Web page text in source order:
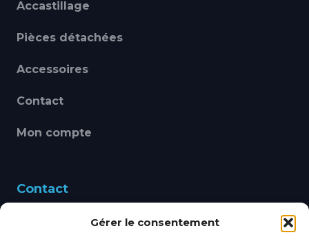
Gérer le consentement
Accastillage
Pièces détachées
Accessoires
Contact
Mon compte
Contact
460 Avenue Alain Le